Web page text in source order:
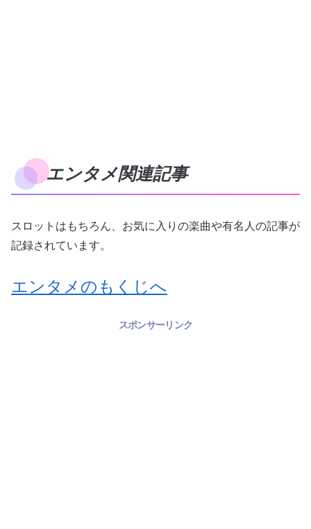
エンタメ関連記事
スロットはもちろん、お気に入りの楽曲や有名人の記事が
記録されています。
エンタメのもくじへ
スポンサーリンク